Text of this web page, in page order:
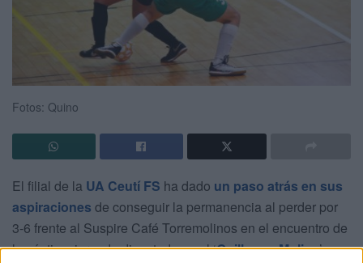
Fotos: Quino
El filial de la UA Ceutí FS ha dado un paso atrás en sus
aspiraciones de conseguir la permanencia al perder por
3-6 frente al Suspire Café Torremolinos en el encuentro de
la séptima jornada disputado en el ‘Guillermo Molina’.